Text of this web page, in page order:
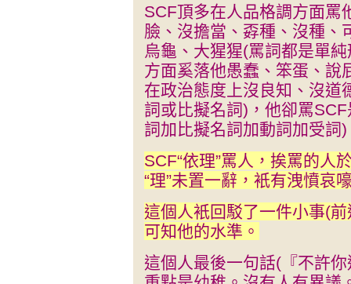
SCF頂多在人品格調方面罵
臉、沒擔當、孬種、沒種、
烏龜、大猩猩(罵詞都是單
方面奚落他愚蠢、笨蛋、說
在政治態度上沒良知、沒道
詞或比擬名詞)，他卻罵
詞加比擬名詞加動詞加受詞
SCF“依理”罵人，挨罵的人
“理”未置一辭，衹有洩憤哀
這個人衹回駁了一件小事(
可知他的水準。
這個人最後一句話(『不許